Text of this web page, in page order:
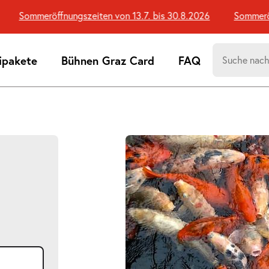
Sommeröffnungszeiten von 13.7. bis 30.8.2026
Bühnen Graz Card FAQ
nach: